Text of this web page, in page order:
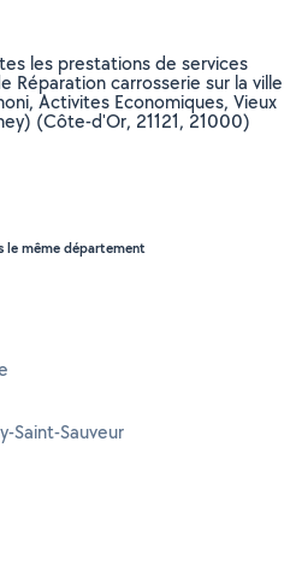
les prestations de services
Réparation carrosserie sur la ville
Activites Economiques, Vieux
(Côte-d'Or, 21121, 21000)
le même département
Saint-Sauveur